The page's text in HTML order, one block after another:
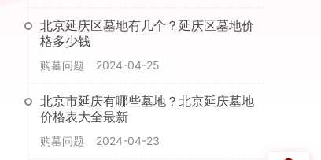
北京延庆区墓地有几个？延庆区墓地价
格多少钱
购墓问题 2024-04-25
北京市延庆有哪些墓地？北京延庆墓地
价格表大全最新
购墓问题 2024-04-23